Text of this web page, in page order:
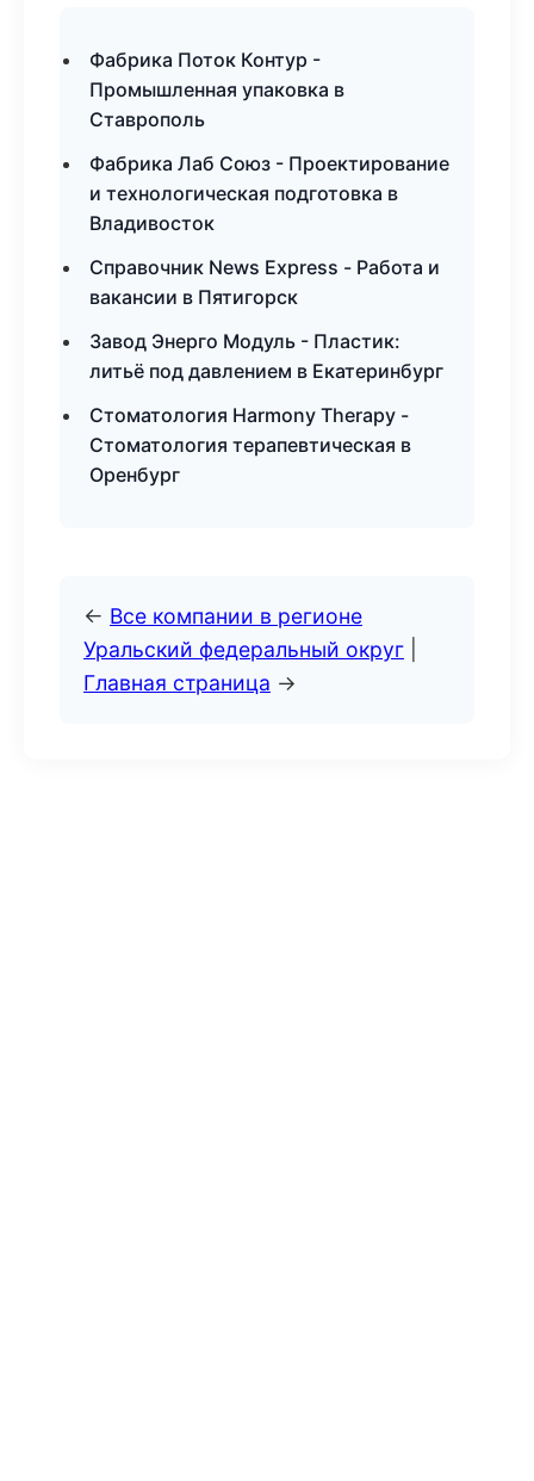
Фабрика Поток Контур -
Промышленная упаковка в
Ставрополь
Фабрика Лаб Союз - Проектирование
и технологическая подготовка в
Владивосток
Справочник News Express - Работа и
вакансии в Пятигорск
Завод Энерго Модуль - Пластик:
литьё под давлением в Екатеринбург
Стоматология Harmony Therapy -
Стоматология терапевтическая в
Оренбург
← Все компании в регионе
Уральский федеральный округ
Главная страница →